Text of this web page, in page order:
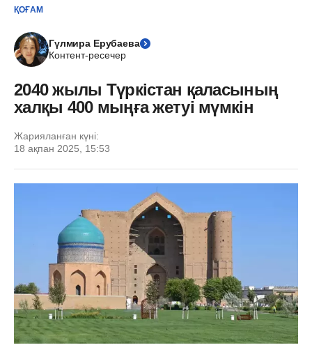
ҚОҒАМ
Гүлмира Ерубаева
Контент-ресечер
2040 жылы Түркістан қаласының
халқы 400 мыңға жетуі мүмкін
Жарияланған күні:
18 ақпан 2025, 15:53